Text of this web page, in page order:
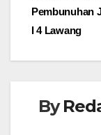
Pembunuhan
I 4 Lawang
By